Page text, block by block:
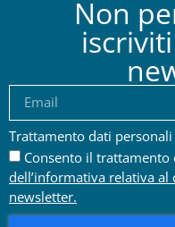
Non
Trattamento dati personali
Consento il
dell’informativa relativa
newsletter.